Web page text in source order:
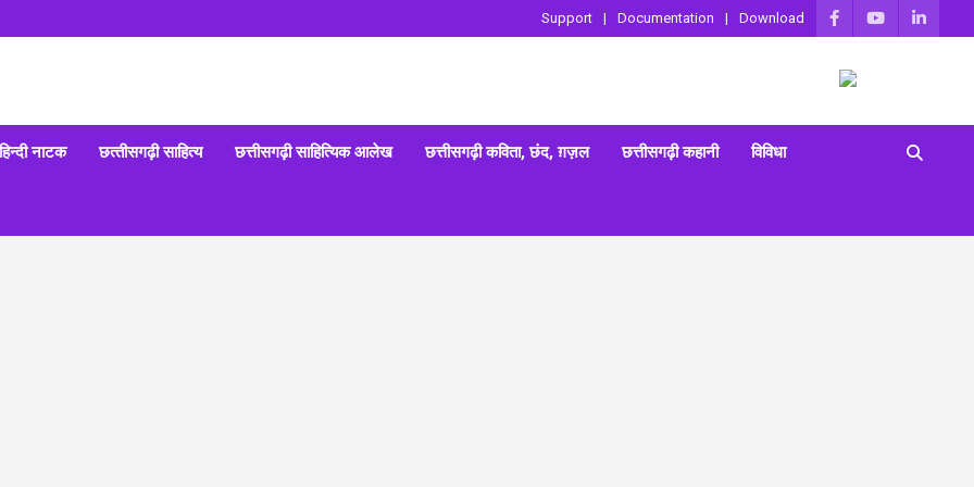
Support Documentation Download
हिन्‍दी नाटक छत्‍तीसगढ़ी साहित्‍य छत्तीसगढ़ी साहित्यिक आलेख छत्तीसगढ़ी कविता, छंद, ग़ज़ल छत्तीसगढ़ी कहानी विविधा